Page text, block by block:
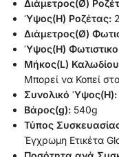
Διάμετρος(Ø)
Ύψος(H) Ροζέτας:
Διάμετρος(Ø)
Ύψος(H)
Μήκος(L)
Μπορεί να Κοπεί
Συνολικό Ύψος(H):
Βάρος(g): 540g
Τύπος
Έγχρωμη Ετικέτα